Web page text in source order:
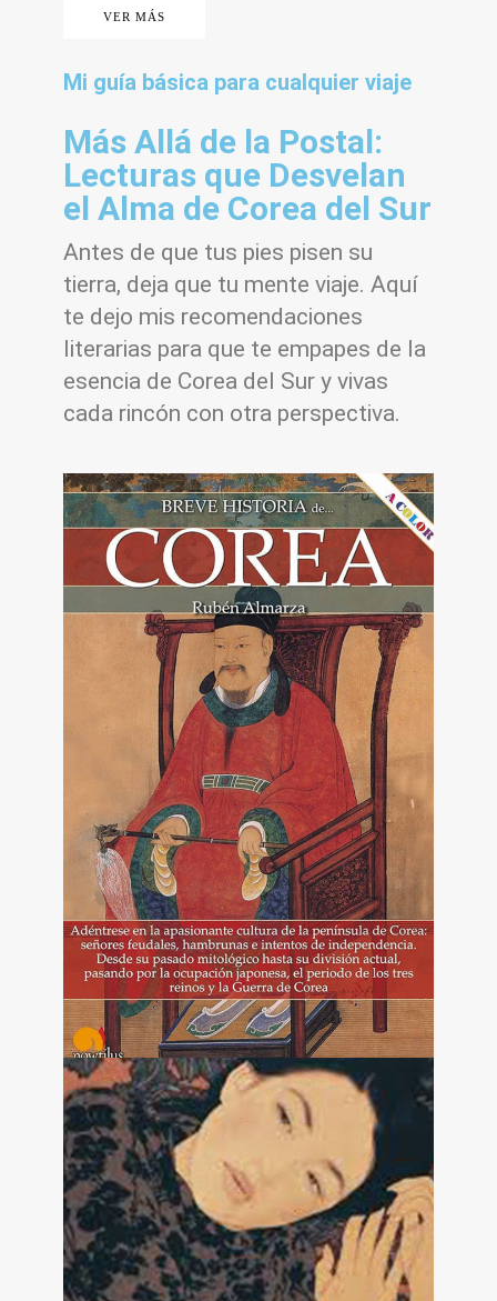
VER MÁS
Mi guía básica para cualquier viaje
Más Allá de la Postal:
Lecturas que Desvelan
el Alma de Corea del Sur
Antes de que tus pies pisen su
tierra, deja que tu mente viaje. Aquí
te dejo mis recomendaciones
literarias para que te empapes de la
esencia de Corea del Sur y vivas
cada rincón con otra perspectiva.